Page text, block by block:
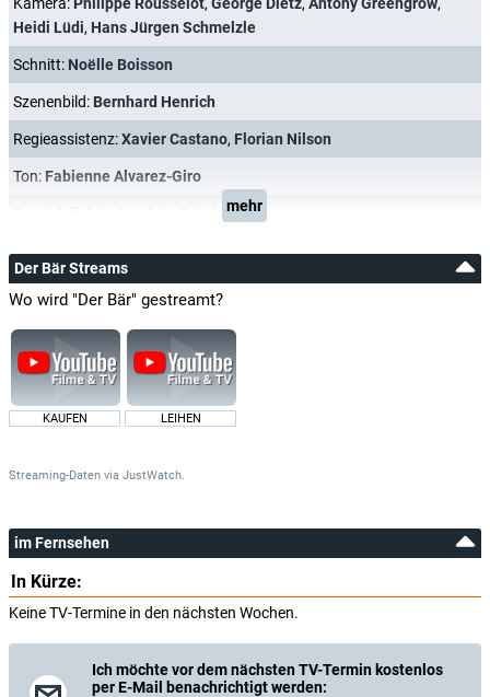
Heidi Lüdi, Hans Jürgen Schmelzle
Schnitt: Noëlle Boisson
Szenenbild: Bernhard Henrich
Regieassistenz:Xavier Castano, Florian Nilson
Ton: Fabienne Alvarez-Giro
Joachim Grüninger
mehr
Der Bär Streams
Wo wird "Der Bär" gestreamt?
KAUFEN LEIHEN
Streaming-Daten via JustWatch.
im Fernsehen
In Kürze:
Keine TV-Termine in den nächsten Wochen.
Ich möchte vor dem nächsten TV-Termin kostenlos
per E-Mail benachrichtigt werden: